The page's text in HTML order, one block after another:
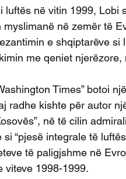
luftës në vitin 1999,
myslimanë në zemër të
e shqiptarëve
me qeniet
Times” botoi
radhe kishte për autor
në të cilin
si “pjesë integrale të
të paligjshme në
viteve 1998-1999.